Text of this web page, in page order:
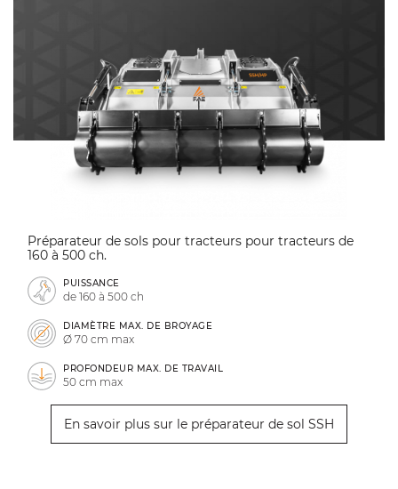
Préparateur de sols pour tracteurs pour tracteurs de
160 à 500 ch.
PUISSANCE
de 160 à 500 ch
DIAMÈTRE MAX. DE BROYAGE
Ø 70 cm max
PROFONDEUR MAX. DE TRAVAIL
50 cm max
En savoir plus sur le préparateur de sol SSH